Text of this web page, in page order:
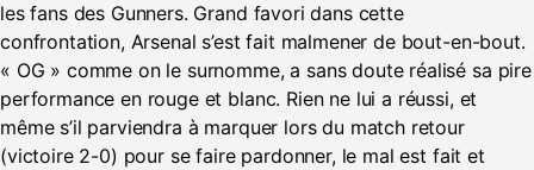
les fans des Gunners. Grand favori dans cette
confrontation, Arsenal s’est fait malmener de bout-en-bout.
« OG » comme on le surnomme, a sans doute réalisé sa pire
performance en rouge et blanc. Rien ne lui a réussi, et
même s’il parviendra à marquer lors du match retour
(victoire 2-0) pour se faire pardonner, le mal est fait et